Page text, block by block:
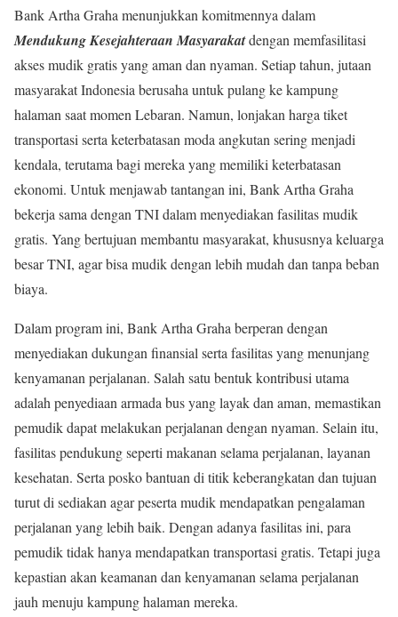
Bank Artha Graha menunjukkan komitmennya dalam
Mendukung Kesejahteraan Masyarakatdengan memfasilitasi
akses mudik gratis yang aman dan nyaman. Setiap tahun, jutaan
masyarakat Indonesia berusaha untuk pulang ke kampung
halaman saat momen Lebaran. Namun, lonjakan harga tiket
transportasi serta keterbatasan moda angkutan sering menjadi
kendala, terutama bagi mereka yang memiliki keterbatasan
ekonomi. Untuk menjawab tantangan ini, Bank Artha Graha
bekerja sama dengan TNI dalam menyediakan fasilitas mudik
gratis. Yang bertujuan membantu masyarakat, khususnya keluarga
besar TNI, agar bisa mudik dengan lebih mudah dan tanpa beban
biaya.
Dalam program ini, Bank Artha Graha berperan dengan
menyediakan dukungan finansial serta fasilitas yang menunjang
kenyamanan perjalanan. Salah satu bentuk kontribusi utama
adalah penyediaan armada bus yang layak dan aman, memastikan
pemudik dapat melakukan perjalanan dengan nyaman. Selain itu,
fasilitas pendukung seperti makanan selama perjalanan, layanan
kesehatan. Serta posko bantuan di titik keberangkatan dan tujuan
turut di sediakan agar peserta mudik mendapatkan pengalaman
perjalanan yang lebih baik. Dengan adanya fasilitas ini, para
pemudik tidak hanya mendapatkan transportasi gratis. Tetapi juga
kepastian akan keamanan dan kenyamanan selama perjalanan
jauh menuju kampung halaman mereka.